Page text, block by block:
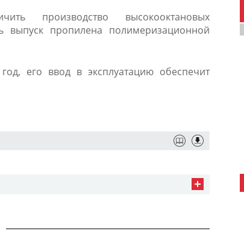
производство высокооктановых
выпуск пропилена полимеризационной
его ввод в эксплуатацию обеспечит